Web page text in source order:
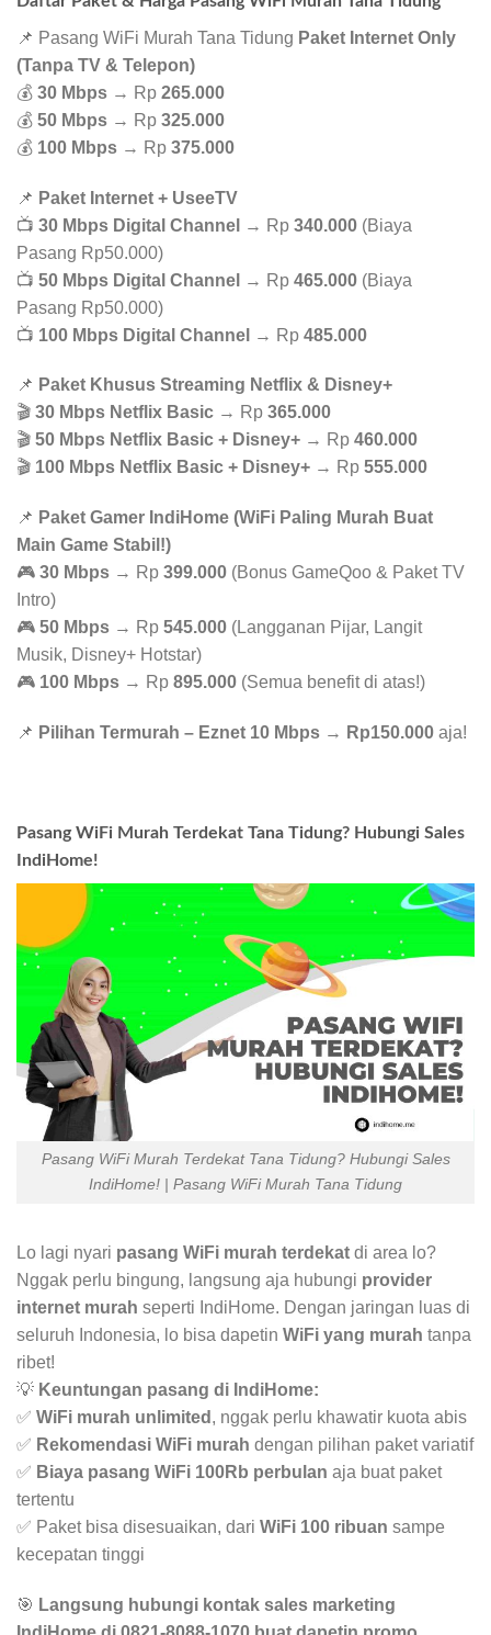
📌 Pasang WiFi Murah Tana Tidung Paket Internet Only
(Tanpa TV & Telepon)
💰 30 Mbps → Rp 265.000
💰 50 Mbps → Rp 325.000
💰 100 Mbps → Rp 375.000
📌 Paket Internet + UseeTV
📺 30 Mbps Digital Channel → Rp 340.000 (Biaya
Pasang Rp50.000)
📺 50 Mbps Digital Channel → Rp 465.000 (Biaya
Pasang Rp50.000)
📺 100 Mbps Digital Channel → Rp 485.000
📌 Paket Khusus Streaming Netflix & Disney+
🎬 30 Mbps Netflix Basic → Rp 365.000
🎬 50 Mbps Netflix Basic + Disney+ → Rp 460.000
🎬 100 Mbps Netflix Basic + Disney+ → Rp 555.000
📌 Paket Gamer IndiHome (WiFi Paling Murah Buat
Main Game Stabil!)
🎮 30 Mbps → Rp 399.000 (Bonus GameQoo & Paket TV
Intro)
🎮 50 Mbps → Rp 545.000 (Langganan Pijar, Langit
Musik, Disney+ Hotstar)
🎮 100 Mbps → Rp 895.000 (Semua benefit di atas!)
📌 Pilihan Termurah – Eznet 10 Mbps → Rp150.000 aja!
Pasang WiFi Murah Terdekat Tana Tidung? Hubungi Sales
IndiHome!
Pasang WiFi Murah Terdekat Tana Tidung? Hubungi Sales
IndiHome! | Pasang WiFi Murah Tana Tidung
Lo lagi nyari pasang WiFi murah terdekat di area lo?
Nggak perlu bingung, langsung aja hubungi provider
internet murah seperti IndiHome. Dengan jaringan luas di
seluruh Indonesia, lo bisa dapetin WiFi yang murah tanpa
ribet!
💡 Keuntungan pasang di IndiHome:
✅ WiFi murah unlimited , nggak perlu khawatir kuota abis
✅ Rekomendasi WiFi murah dengan pilihan paket variatif
✅ Biaya pasang WiFi 100Rb perbulan aja buat paket
tertentu
✅ Paket bisa disesuaikan, dari WiFi 100 ribuan sampe
kecepatan tinggi
🎯 Langsung hubungi kontak sales marketing